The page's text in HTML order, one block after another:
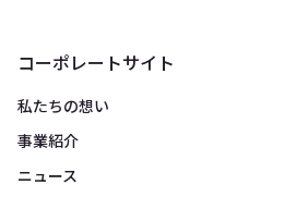
コーポレートサイト
私たちの想い
事業紹介
ニュース